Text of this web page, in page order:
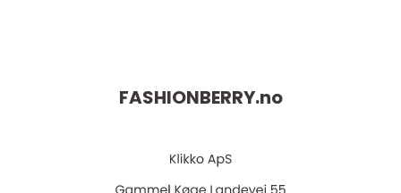
FASHIONBERRY.no